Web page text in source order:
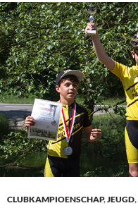
CLUBKAMPIOENSCHAP,JEUGD,